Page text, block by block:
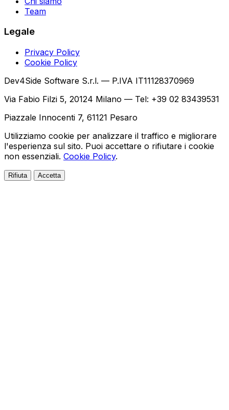
Team
Legale
Privacy Policy
Cookie Policy
Dev4Side Software S.r.l. — P.IVA IT11128370969
Via Fabio Filzi 5, 20124 Milano — Tel: +39 02 83439531
Piazzale Innocenti 7, 61121 Pesaro
Utilizziamo cookie per analizzare il traffico e migliorare
l'esperienza sul sito. Puoi accettare o rifiutare i cookie
non essenziali. Cookie Policy.
Rifiuta Accetta